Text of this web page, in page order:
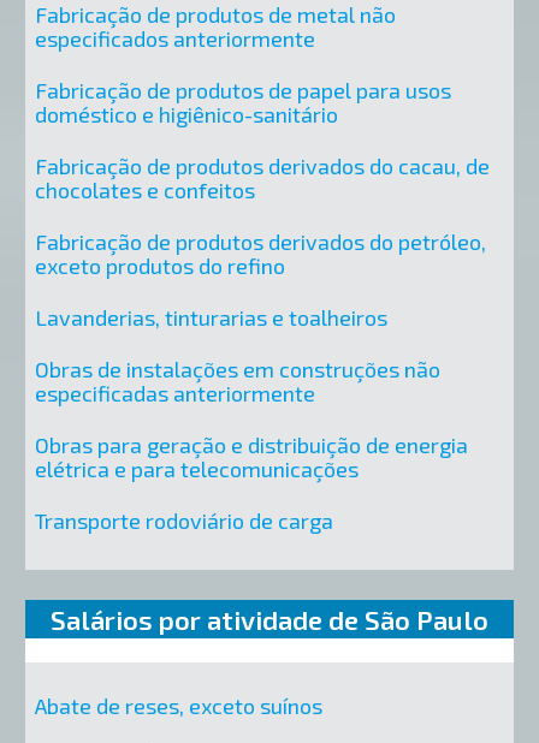
Fabricação de produtos de metal não
especificados anteriormente
Fabricação de produtos de papel para usos
doméstico e higiênico-sanitário
Fabricação de produtos derivados do cacau, de
chocolates e confeitos
Fabricação de produtos derivados do petróleo,
exceto produtos do refino
Lavanderias, tinturarias e toalheiros
Obras de instalações em construções não
especificadas anteriormente
Obras para geração e distribuição de energia
elétrica e para telecomunicações
Transporte rodoviário de carga
Salários por atividade de São Paulo
Abate de reses, exceto suínos